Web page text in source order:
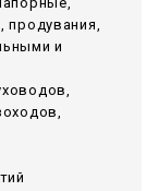
продувания,
и